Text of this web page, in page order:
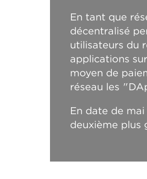
En tant que
décentralisé
utilisateurs du
applications
moyen de
réseau les
En date de
deuxième plus